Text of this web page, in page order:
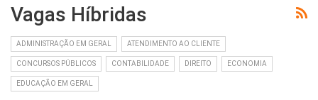
Vagas Híbridas
ADMINISTRAÇÃO EM GERAL ATENDIMENTO AO CLIENTE
CONCURSOS PÚBLICOS CONTABILIDADE DIREITO ECONOMIA
EDUCAÇÃO EM GERAL